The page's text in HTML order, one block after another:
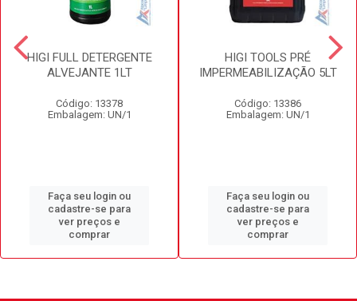
HIGI FULL DETERGENTE
ALVEJANTE 1LT
Código: 13378
Embalagem: UN/1
Faça seu login ou
cadastre-se para
ver preços e
comprar
HIGI TOOLS PRÉ
IMPERMEABILIZAÇÃO 5LT
Código: 13386
Embalagem: UN/1
Faça seu login ou
cadastre-se para
ver preços e
comprar